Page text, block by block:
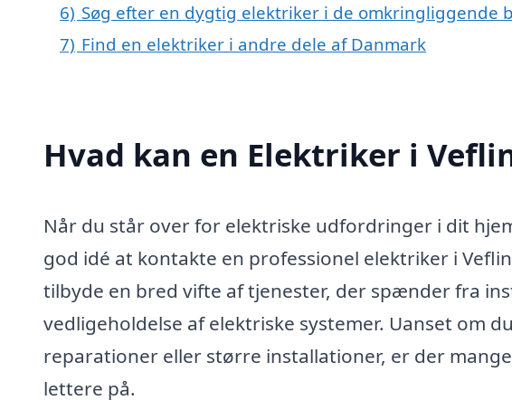
6) Søg efter en dygtig elektriker i de omkringliggende
7) Find en elektriker i andre dele af Danmark
Hvad kan en Elektriker i
Når du står over for elektriske udfordringer i dit
god idé at kontakte en professionel elektriker i
tilbyde en bred vifte af tjenester, der spænder fra
vedligeholdelse af elektriske systemer. Uanset om
reparationer eller større installationer, er der
lettere på.